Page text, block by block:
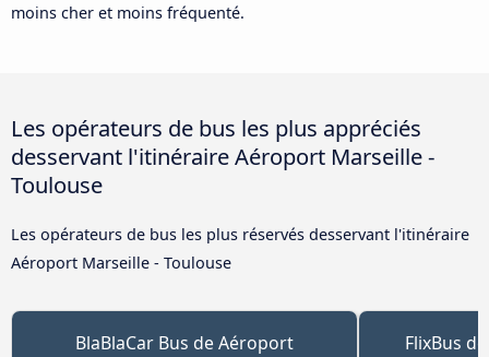
moins cher et moins fréquenté.
Les opérateurs de bus les plus appréciés
desservant l'itinéraire Aéroport Marseille -
Toulouse
Les opérateurs de bus les plus réservés desservant l'itinéraire
Aéroport Marseille - Toulouse
BlaBlaCar Bus de Aéroport
FlixBus